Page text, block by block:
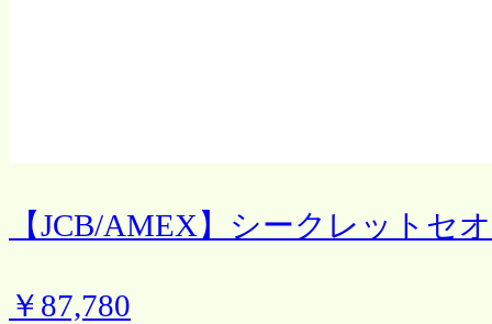
【JCB/AMEX】シークレットセ
￥87,780